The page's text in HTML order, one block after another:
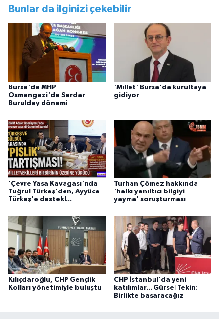
Bunlar da ilginizi çekebilir
Bursa'da MHP
Osmangazi'de Serdar
Burulday dönemi
'Millet' Bursa'da kurultaya
gidiyor
'Çevre Yasa Kavagası'nda
Tuğrul Türkeş'den, Ayyüce
Türkeş'e destek!...
Turhan Çömez hakkında
'halkı yanıltıcı bilgiyi
yayma' soruşturması
Kılıçdaroğlu, CHP Gençlik
Kolları yönetimiyle buluştu
CHP İstanbul'da yeni
katılımlar... Gürsel Tekin:
Birlikte başaracağız